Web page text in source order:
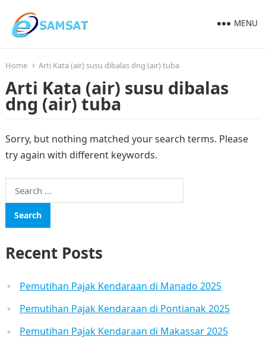
MENU
Home Arti Kata (air) susu dibalas dng (air) tuba
Arti Kata (air) susu dibalas
dng (air) tuba
Sorry, but nothing matched your search terms. Please
try again with different keywords.
Search
for:
Recent Posts
Pemutihan Pajak Kendaraan di Manado 2025
Pemutihan Pajak Kendaraan di Pontianak 2025
Pemutihan Pajak Kendaraan di Makassar 2025